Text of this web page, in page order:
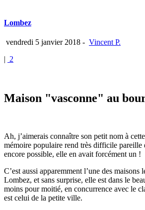
Lombez
vendredi 5 janvier 2018 - Vincent P.
| 2
Maison "vasconne" au
Ah, j’aimerais connaître son petit nom à
mémoire populaire rend très difficile pareille
encore possible, elle en avait forcément un !
C’est aussi apparemment l’une des maisons
Lombez, et sans surprise, elle est dans le
moins pour moitié, en concurrence avec le
est celui de la petite ville.